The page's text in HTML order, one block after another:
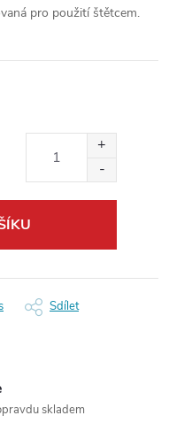
pro použití štětcem.
Sdílet
skladem